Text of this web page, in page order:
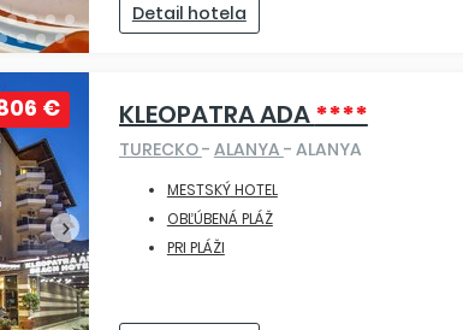
Detail hotela
KLEOPATRA ADA****
TURECKO- ALANYA - ALANYA
€
MESTSKÝ HOTEL
OBĽÚBENÁ PLÁŽ
PRI PLÁŽI